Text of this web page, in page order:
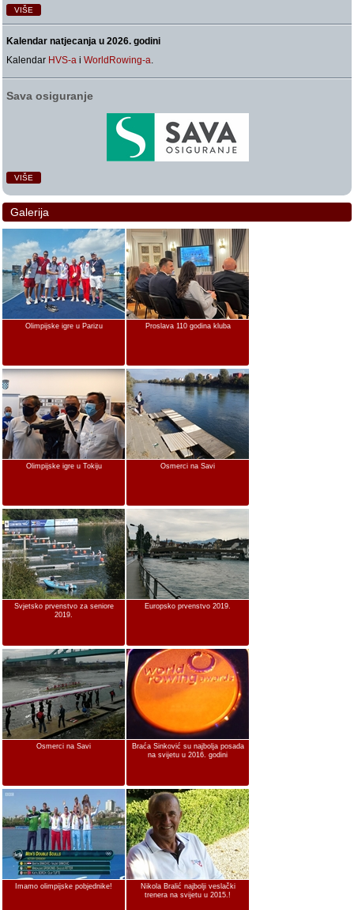
VIŠE
Kalendar natjecanja u 2026. godini
Kalendar HVS-a iWorldRowing-a.
Sava osiguranje
VIŠE
Galerija
Olimpijske igre u Parizu Proslava 110 godina kluba
Olimpijske igre u Tokiju Osmerci na Savi
Svjetsko prvenstvo za seniore
2019.
Europsko prvenstvo 2019.
Osmerci na Savi
Braća Sinković su najbolja posada
na svijetu u 2016. godini
Imamo olimpijske pobjednike!
Nikola Bralić najbolji veslački
trenera na svijetu u 2015.!